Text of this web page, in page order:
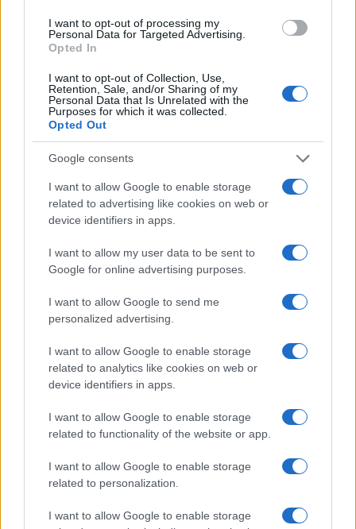
I want to opt-out of processing my
Personal Data for Targeted Advertising.
Opted In
I want to opt-out of Collection, Use,
Retention, Sale, and/or Sharing of my
Personal Data that Is Unrelated with the
Purposes for which it was collected.
Opted Out
Google consents
I want to allow Google to enable storage
related to advertising like cookies on web or
device identifiers in apps.
I want to allow my user data to be sent to
Google for online advertising purposes.
I want to allow Google to send me
personalized advertising.
I want to allow Google to enable storage
related to analytics like cookies on web or
device identifiers in apps.
I want to allow Google to enable storage
related to functionality of the website or app.
I want to allow Google to enable storage
related to personalization.
I want to allow Google to enable storage
daGoogle News
Condividi l'articolo
F
a
ce
b
o
o
T
w
it
te
r
Pi
n
te
re
st
W
at
s
A
p
S
a
re
Articolo precedente
Prossimo articolo
NOTIZIE RECENTI
Incidente sulla strada provinciale ad Arzachena,
Sangue, musica e solidarietà con Avis Olbia al
Delta Center
Meteo Olbia 9 agosto, temperature in calo
Salmo finisce in ospedale a Catania, ma il tour